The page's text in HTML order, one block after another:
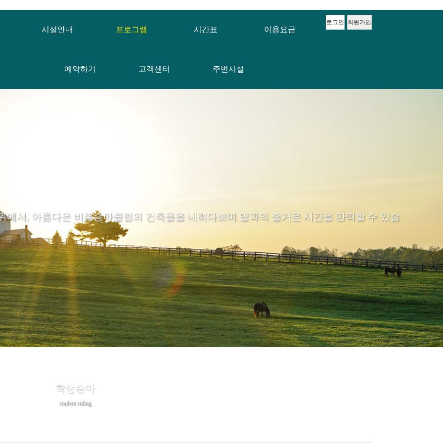
로그인 회원가입
시설안내 프로그램 시간표 이용요금
예약하기 고객센터 주변시설
에서, 아름다운 비봉승마클럽의 건축물을 내려다보며 말과의 즐거운 시간을 만끽할 수 있습
학생승마
student riding